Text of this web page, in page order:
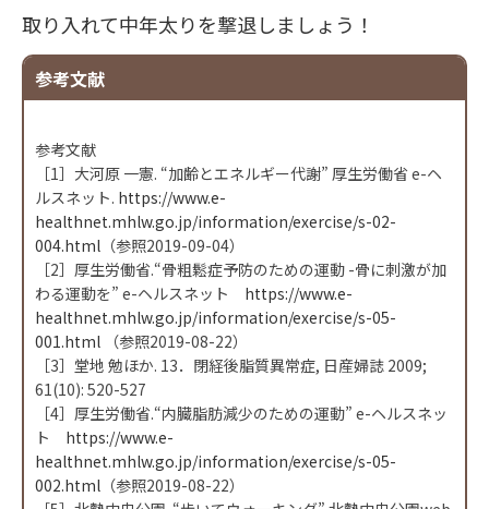
取り入れて中年太りを撃退しましょう！
参考文献
参考文献
［1］大河原 一憲. “加齢とエネルギー代謝” 厚生労働省 e-ヘ
ルスネット. https://www.e-
healthnet.mhlw.go.jp/information/exercise/s-02-
004.html （参照2019-09-04）
［2］厚生労働省.“骨粗鬆症予防のための運動 -骨に刺激が加
わる運動を” e-ヘルスネット https://www.e-
healthnet.mhlw.go.jp/information/exercise/s-05-
001.html （参照2019-08-22）
［3］堂地 勉ほか. 13．閉経後脂質異常症, 日産婦誌 2009;
61(10): 520-527
［4］厚生労働省.“内臓脂肪減少のための運動” e-ヘルスネッ
ト https://www.e-
healthnet.mhlw.go.jp/information/exercise/s-05-
002.html （参照2019-08-22）